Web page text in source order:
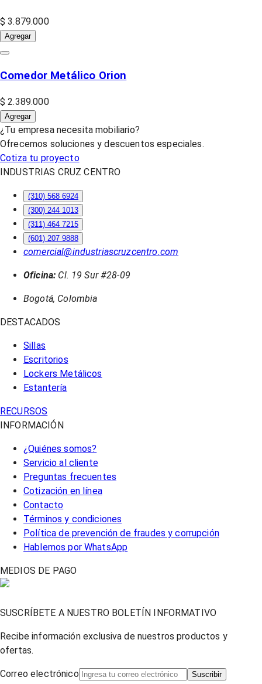
$ 3.879.000
Agregar
Comedor Metálico Orion
$ 2.389.000
Agregar
¿Tu empresa necesita mobiliario?
Ofrecemos soluciones y descuentos especiales.
Cotiza tu proyecto
INDUSTRIAS CRUZ CENTRO
(310) 568 6924
(300) 244 1013
(311) 464 7215
(601) 207 9888
comercial@industriascruzcentro.com
Oficina: Cl. 19 Sur #28-09
Bogotá, Colombia
DESTACADOS
Sillas
Escritorios
Lockers Metálicos
Estantería
RECURSOS
INFORMACIÓN
¿Quiénes somos?
Servicio al cliente
Preguntas frecuentes
Cotización en línea
Contacto
Términos y condiciones
Política de prevención de fraudes y corrupción
Hablemos por WhatsApp
MEDIOS DE PAGO
SUSCRÍBETE A NUESTRO BOLETÍN INFORMATIVO
Recibe información exclusiva de nuestros productos y
ofertas.
Correo electrónico Suscribir